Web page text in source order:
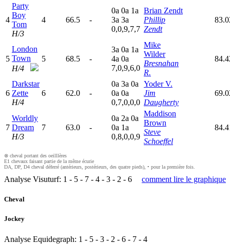
4
Party
Boy
Tom
H/3
4 66.5 -
0a 0a 1a
3a 3a
0,0,9,7,7
Brian Zendt
Phillip
Zendt
5
London
Town
H/4
5 68.5 -
3a 0a 1a
4a 0a
7,0,9,6,0
Mike
Wilder
Bresnahan
R.
6
Darkstar
Zette
H/4
6 62.0 -
0a 3a 0a
0a 0a
0,7,0,0,0
Yoder V.
Jim
Daugherty
7
Worldly
Dream
H/3
7 63.0 -
0a 2a 0a
0a 1a
0,8,0,0,9
Maddison
Brown
Steve
Schoeffel
⊗ cheval portant des oeilllères
E1 chevaux faisant partie de la même écurie
DA, DP, D4 cheval déferré (antérieurs, postérieurs, des quatre pieds), • pour la première fois.
Analyse Visuturf: 1 - 5 - 7 - 4 - 3 - 2 - 6 comment lire le graphique
Cheval
Jockey
Analyse Equidegraph: 1 - 5 - 3 - 2 - 6 - 7 - 4